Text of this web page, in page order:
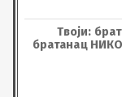
Твоји:
братанац